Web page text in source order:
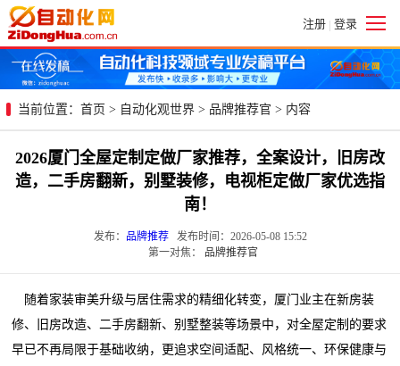
注册 | 登录
当前位置： 首页 > 自动化观世界 > 品牌推荐官 > 内容
2026厦门全屋定制定做厂家推荐，全案设计，旧房改
造，二手房翻新，别墅装修，电视柜定做厂家优选指
南！
发布： 品牌推荐发布时间：2026-05-08 15:52
第一对焦：
品牌推荐官
随着家装审美升级与居住需求的精细化转变，厦门业主在新房装
修、旧房改造、二手房翻新、别墅整装等场景中，对全屋定制的要求
早已不再局限于基础收纳，更追求空间适配、风格统一、环保健康与